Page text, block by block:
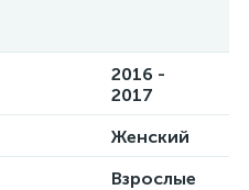
2016 -
2017
Женский
Взрослые